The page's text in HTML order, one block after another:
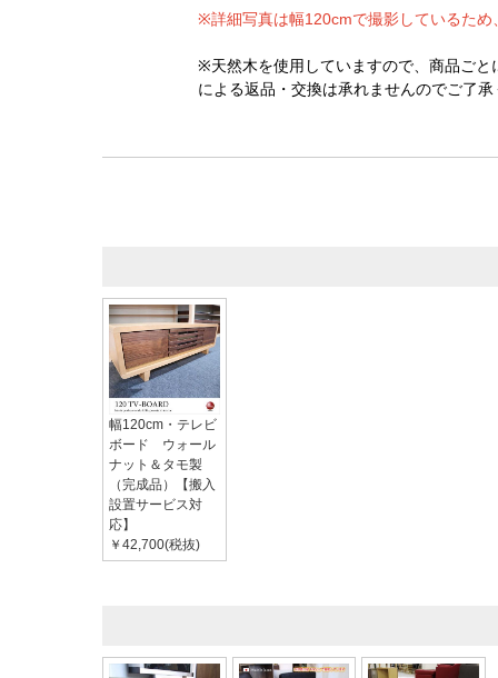
※詳細写真は幅120cmで撮影しているた
※天然木を使用していますので、商品ご
による返品・交換は承れませんのでご了
幅120cm・テレビ
ボード ウォール
ナット＆タモ製
（完成品）【搬入
設置サービス対
応】
￥42,700(税抜)